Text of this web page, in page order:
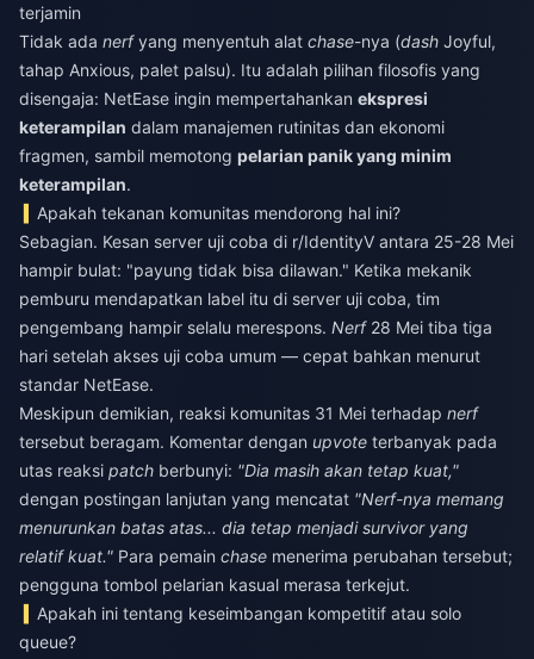
terjamin
Tidak ada nerfyang menyentuh alat chase-nya (dash Joyful,
tahap Anxious, palet palsu). Itu adalah pilihan filosofis yang
disengaja: NetEase ingin mempertahankan ekspresi
keterampilan dalam manajemen rutinitas dan ekonomi
fragmen, sambil memotong pelarian panik yang minim
keterampilan.
Apakah tekanan komunitas mendorong hal ini?
Sebagian. Kesan server uji coba di r/IdentityV antara 25-28 Mei
hampir bulat: "payung tidak bisa dilawan." Ketika mekanik
pemburu mendapatkan label itu di server uji coba, tim
pengembang hampir selalu merespons. Nerf28 Mei tiba tiga
hari setelah akses uji coba umum — cepat bahkan menurut
standar NetEase.
Meskipun demikian, reaksi komunitas 31 Mei terhadap nerf
tersebut beragam. Komentar dengan upvote terbanyak pada
utas reaksi patch berbunyi: "Dia masih akan tetap kuat,"
dengan postingan lanjutan yang mencatat "Nerf-nya memang
menurunkan batas atas... dia tetap menjadi survivor yang
relatif kuat." Para pemain chase menerima perubahan tersebut;
pengguna tombol pelarian kasual merasa terkejut.
Apakah ini tentang keseimbangan kompetitif atau solo
queue?